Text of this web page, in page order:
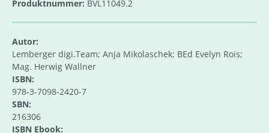
Produktnummer: BVL11049.2
Autor:
Lemberger digi.Team; Anja Mikolaschek; BEd Evelyn Rois;
Mag. Herwig Wallner
ISBN:
978-3-7098-2420-7
SBN:
216306
ISBN Ebook: